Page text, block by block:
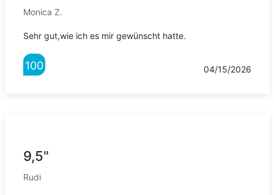
Monica Z.
Sehr gut,wie ich es mir gewünscht hatte.
100 04/15/2026
9,5"
Rudi